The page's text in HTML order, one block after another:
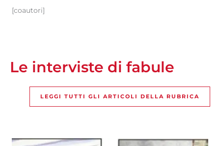
[coautori]
Le interviste di fabule
LEGGI TUTTI GLI ARTICOLI DELLA RUBRICA